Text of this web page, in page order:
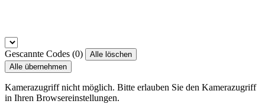
Gescannte Codes (0)
Alle löschen
Alle übernehmen
Kamerazugriff nicht möglich. Bitte erlauben Sie den Kamerazugriff
in Ihren Browsereinstellungen.